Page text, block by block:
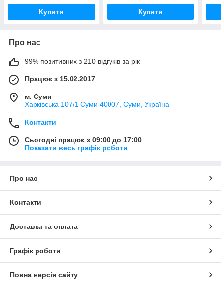
Купити Купити
Про нас
99% позитивних з 210 відгуків за рік
Працює з 15.02.2017
м. Суми
Харківська 107/1 Суми 40007, Суми, Україна
Контакти
Сьогодні працює з 09:00 до 17:00
Показати весь графік роботи
Про нас
Контакти
Доставка та оплата
Графік роботи
Повна версія сайту